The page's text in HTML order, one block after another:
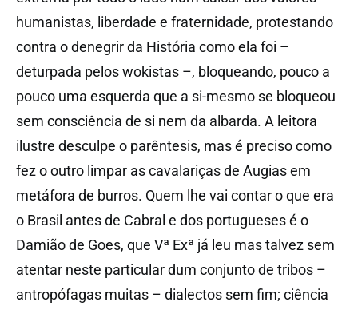
humanistas, liberdade e fraternidade, protestando
contra o denegrir da História como ela foi –
deturpada pelos wokistas –, bloqueando, pouco a
pouco uma esquerda que a si-mesmo se bloqueou
sem consciência de si nem da albarda. A leitora
ilustre desculpe o parêntesis, mas é preciso como
fez o outro limpar as cavalariças de Augias em
metáfora de burros. Quem lhe vai contar o que era
o Brasil antes de Cabral e dos portugueses é o
Damião de Goes, que Vª Exª já leu mas talvez sem
atentar neste particular dum conjunto de tribos –
antropófagas muitas – dialectos sem fim; ciência